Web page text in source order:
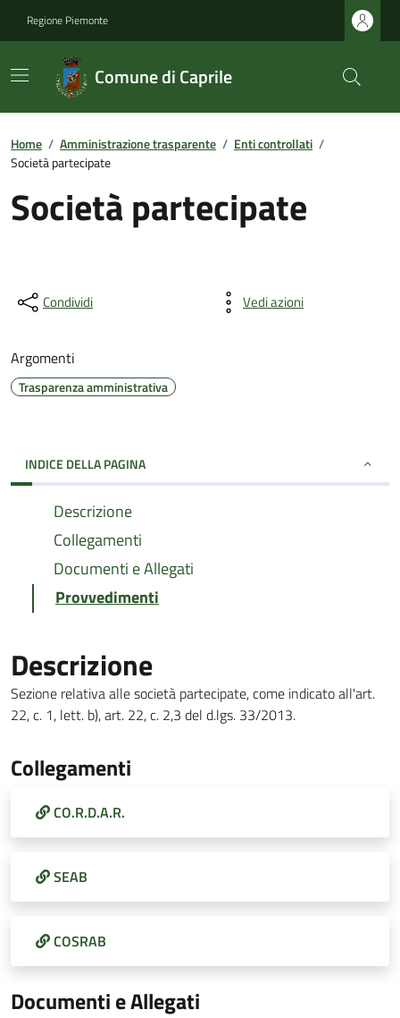
Regione Piemonte
Comune di Caprile
Home / Amministrazione trasparente / Enti controllati /
Società partecipate
Società partecipate
Condividi Vedi azioni
Argomenti
Trasparenza amministrativa
INDICE DELLA PAGINA
Descrizione
Collegamenti
Documenti e Allegati
Provvedimenti
Descrizione
Sezione relativa alle società partecipate, come indicato all'art.
22, c. 1, lett. b), art. 22, c. 2,3 del d.lgs. 33/2013.
Collegamenti
CO.R.D.A.R.
SEAB
COSRAB
Documenti e Allegati